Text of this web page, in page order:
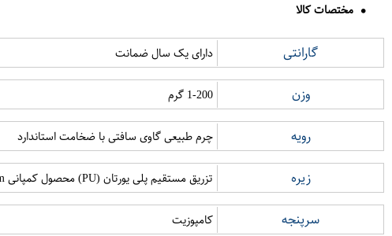
مختصات کالا
گارانتی دارای یک سال ضمانت
وزن 1-200 گرم
رویه چرم طبیعی گاوی سافتی با ضخامت استاندارد
زیره تزریق مستقیم پلی یورتان (PU) محصول کمپانی Coim ایتالیا
سرپنجه کامپوزیت